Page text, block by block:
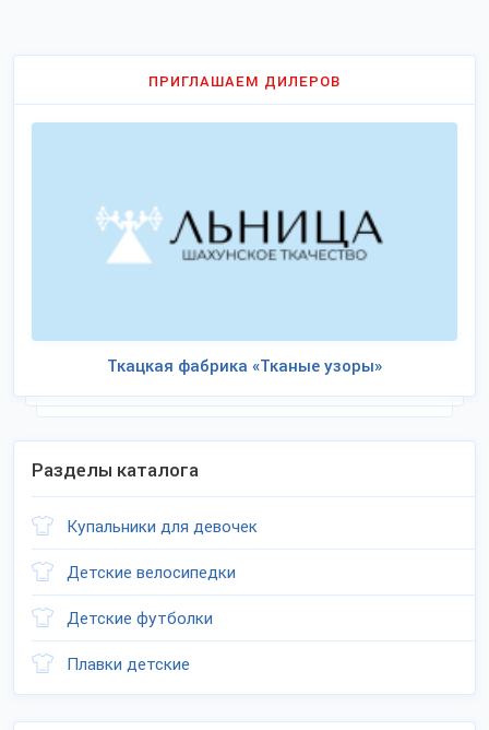
ПРИГЛАШАЕМ ДИЛЕРОВ
Ткацкая фабрика «Тканые узоры»
Разделы каталога
Купальники для девочек
Детские велосипедки
Детские футболки
Плавки детские